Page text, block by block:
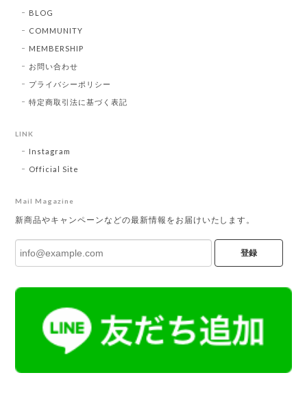
BLOG
COMMUNITY
MEMBERSHIP
お問い合わせ
プライバシーポリシー
特定商取引法に基づく表記
LINK
Instagram
Official Site
Mail Magazine
新商品やキャンペーンなどの最新情報をお届けいたします。
登録